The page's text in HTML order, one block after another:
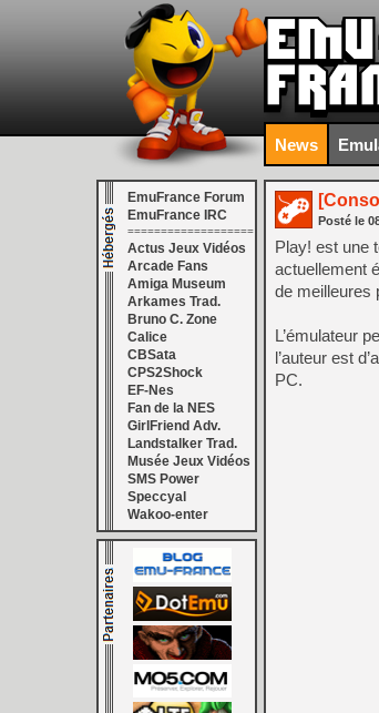
News
EmuFrance Forum
EmuFrance IRC
===================
Actus Jeux Vidéos
Arcade Fans
Amiga Museum
Arkames Trad.
Bruno C. Zone
Calice
CBSata
CPS2Shock
EF-Nes
Fan de la NES
GirlFriend Adv.
Landstalker Trad.
Musée Jeux Vidéos
SMS Power
Speccyal
Wakoo-enter
Posté le
Play! est une
actuellement
de meilleures
L’émulateur
l’auteur est
PC.